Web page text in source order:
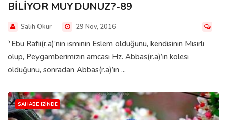
BİLİYOR MUYDUNUZ?-89
Salih Okur 29 Nov, 2016
*Ebu Rafii(r.a)’nin isminin Eslem olduğunu, kendisinin Mısırlı
olup, Peygamberimizin amcası Hz. Abbas(r.a)’ın kölesi
olduğunu, sonradan Abbas(r.a)’ın ...
SAHABE IZINDE